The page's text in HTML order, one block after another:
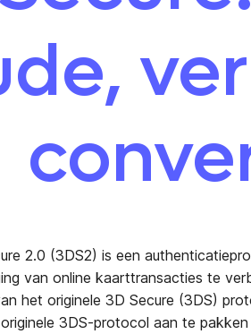
2.0 (3DS2) is een
van online kaarttransacties te
het originele 3D Secure (3DS)
3DS-protocol aan te